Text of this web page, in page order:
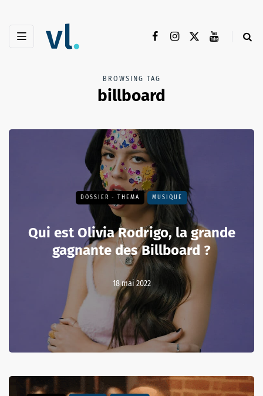
BROWSING TAG
billboard
DOSSIER - THEMA MUSIQUE
Qui est Olivia Rodrigo, la grande
gagnante des Billboard ?
18 mai 2022